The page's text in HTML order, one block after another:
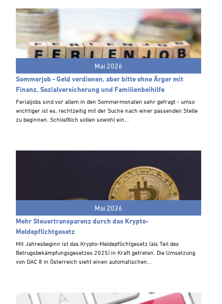
Gastronomie-Info
Vermieter-Info
Landwirte-Info
Steuern A-Z
Videoarchiv
Mai 2026
Sommerjob - Geld verdienen, aber bitte ohne Ärger mit
Finanz, Sozialversicherung und Familienbeihilfe
Ferialjobs sind vor allem in den Sommermonaten sehr gefragt - umso
wichtiger ist es, rechtzeitig mit der Suche nach einer passenden Stelle
zu beginnen. Schließlich sollen sowohl ein...
Mai 2026
Mehr Steuertransparenz durch das Krypto-
Meldepflichtgesetz
Mit Jahresbeginn ist das Krypto-Meldepflichtgesetz (als Teil des
Betrugsbekämpfungsgesetzes 2025) in Kraft getreten. Die Umsetzung
von DAC 8 in Österreich sieht einen automatischen...